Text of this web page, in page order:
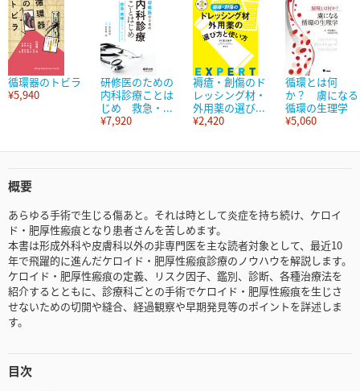
循環器のトビラ
¥5,940
研修医のための
内科診療ことは
じめ 救急・...
¥7,920
褥瘡・創傷のド
レッシング材・
外用薬の選び...
¥2,420
循環とは何
か？ 虜になる
循環の生理学
¥5,060
概要
あらゆる手術で生じる傷あと。それは時として炎症を持ち続け、ケロイ
ド・肥厚性瘢痕となり患者さんを苦しめます。
本書は形成外科や皮膚科以外の非専門医を主な読者対象として、最近10
年で飛躍的に進んだケロイド・肥厚性瘢痕診療のノウハウを解説します。
ケロイド・肥厚性瘢痕の定義、リスク因子、鑑別、診断、各種治療法を
紹介するとともに、診療科ごとの手術でケロイド・肥厚性瘢痕を生じさ
せないための切開や縫合、経過観察や早期発見等のポイントを詳述しま
す。
目次